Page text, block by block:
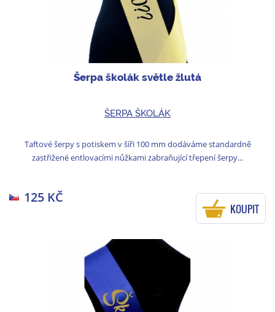
Šerpa školák světle žlutá
ŠERPA ŠKOLÁK
Taftové šerpy s potiskem v šíři 100 mm dodáváme standardně
zastřižené entlovacími nůžkami zabraňující třepení šerpy...
125 KČ
KOUPIT